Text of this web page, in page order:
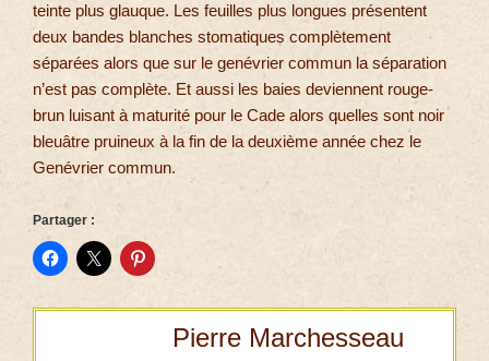
teinte plus glauque. Les feuilles plus longues présentent
deux bandes blanches stomatiques complètement
séparées alors que sur le genévrier commun la séparation
n’est pas complète. Et aussi les baies deviennent rouge-
brun luisant à maturité pour le Cade alors quelles sont noir
bleuâtre pruineux à la fin de la deuxième année chez le
Genévrier commun.
Partager :
Pierre Marchesseau